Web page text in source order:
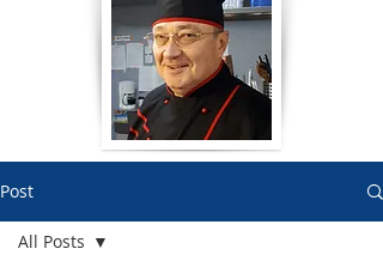
Post
All Posts